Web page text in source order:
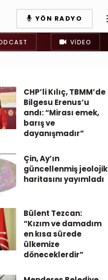
YÖN RADYO
VIDEO
CHP’li Kılıç, TBMM’de
Bilgesu Erenus’u
andı: “Mirası emek,
barış ve
dayanışmadır”
Çin, Ay’ın
güncellenmiş jeolojik
haritasını yayımladı
Bülent Tezcan:
“Kızım ve damadım
en kısa sürede
ülkemize
döneceklerdir”